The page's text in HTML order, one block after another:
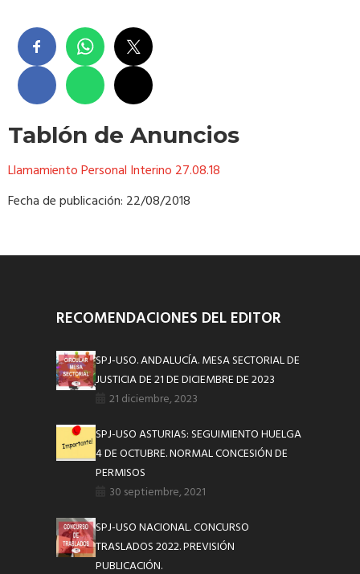
Tablón de Anuncios
Llamamiento Personal Interino 27.08.18
Fecha de publicación: 22/08/2018
RECOMENDACIONES DEL EDITOR
SPJ-USO. ANDALUCÍA. MESA SECTORIAL DE
JUSTICIA DE 21 DE DICIEMBRE DE 2023
21 diciembre, 2023
SPJ-USO ASTURIAS: SEGUIMIENTO HUELGA
4 DE OCTUBRE. NORMAL CONCESIÓN DE
PERMISOS
30 septiembre, 2021
SPJ-USO NACIONAL. CONCURSO
TRASLADOS 2022. PREVISIÓN
PUBLICACIÓN.